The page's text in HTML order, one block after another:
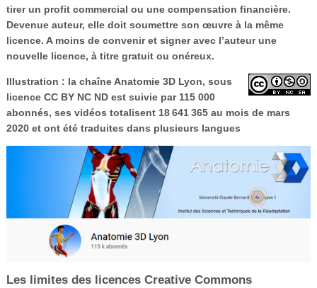
tirer un profit commercial ou une compensation financière.
Devenue auteur, elle doit soumettre son œuvre à la même
licence. A moins de convenir et signer avec l’auteur une
nouvelle licence, à titre gratuit ou onéreux.
Illustration : la chaîne Anatomie 3D Lyon, sous
licence CC BY NC ND est suivie par 115 000
abonnés, ses vidéos totalisent 18 641 365 au mois de mars
2020 et ont été traduites dans plusieurs langues
Les limites des licences Creative Commons